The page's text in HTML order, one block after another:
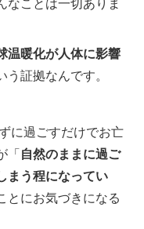
温暖化が人体に影響
う証拠なんです。
に過ごすだけでお亡
「自然のままに過ご
まう程になってい
とにお気づきになる